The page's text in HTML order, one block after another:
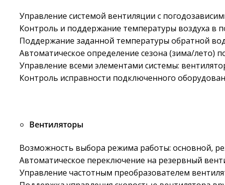
Управление системой вентиляции с
Контроль и поддержание температуры воздуха в
Поддержание заданной температуры обратной
Автоматическое определение сезона (зима/лето)
Управление всеми элементами системы:
Контроль исправности подключенного
Вентиляторы
Возможность выбора режима работы: основной,
Автоматическое переключение на резервный
Управление частотным преобразователем